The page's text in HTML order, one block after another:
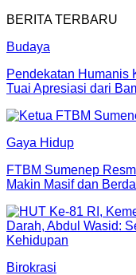
BERITA TERBARU
Budaya
Pendekatan Humanis
Tuai Apresiasi dari
Gaya Hidup
FTBM Sumenep
Makin Masif dan
Birokrasi